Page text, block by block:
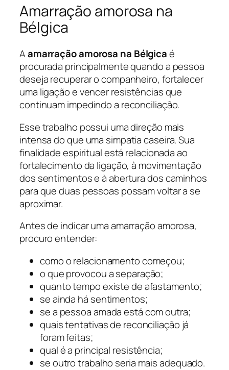
Amarração amorosa na
Bélgica
Aamarração amorosa na Bélgicaé
procurada principalmente quando a pessoa
deseja recuperar o companheiro, fortalecer
uma ligação e vencer resistências que
continuam impedindo a reconciliação.
Esse trabalho possui uma direção mais
intensa do que uma simpatia caseira. Sua
finalidade espiritual está relacionada ao
fortalecimento da ligação, à movimentação
dos sentimentos e à abertura dos caminhos
para que duas pessoas possam voltar a se
aproximar.
Antes de indicar uma amarração amorosa,
procuro entender:
como o relacionamento começou;
o que provocou a separação;
quanto tempo existe de afastamento;
se ainda há sentimentos;
se a pessoa amada está com outra;
quais tentativas de reconciliação já
foram feitas;
qual é a principal resistência;
se outro trabalho seria mais adequado.